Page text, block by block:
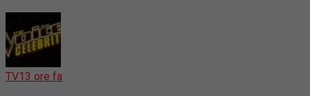
TV13 ore fa